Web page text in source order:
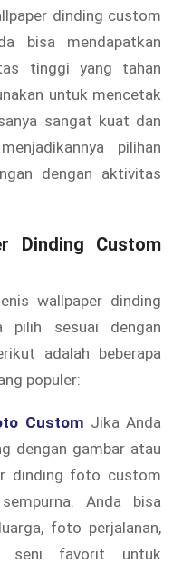
dinding custom
bisa mendapatkan
tinggi yang tahan
untuk mencetak
sangat kuat dan
pilihan
dengan aktivitas
Dinding Custom
wallpaper dinding
pilih sesuai dengan
adalah beberapa
populer:
Custom Jika Anda
dengan gambar atau
dinding foto custom
Anda bisa
foto perjalanan,
seni favorit untuk